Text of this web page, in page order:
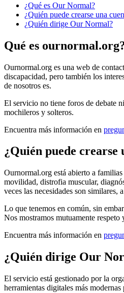
¿Qué es Our Normal?
¿Quién puede crearse una
¿Quién dirige Our Normal?
Qué es
Ournormal.org es una web de
discapacidad, pero también los
de nosotros es.
El servicio no tiene foros de debate
mochileros y solteros.
Encuentra más información en
¿Quién puede crearse
Ournormal.org está abierto a
movilidad, distrofia muscular,
veces las necesidades son similares,
Lo que tenemos en común, sin
Nos mostramos mutuamente respeto
Encuentra más información en
¿Quién dirige Our
El servicio está gestionado por la
herramientas digitales más